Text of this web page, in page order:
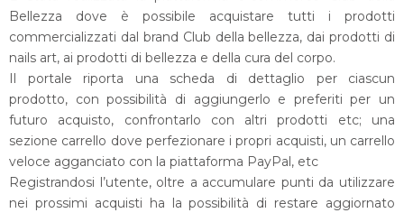
Bellezza dove è possibile acquistare tutti i prodotti
commercializzati dal brand Club della bellezza, dai prodotti di
nails art, ai prodotti di bellezza e della cura del corpo.
Il portale riporta una scheda di dettaglio per ciascun
prodotto, con possibilità di aggiungerlo e preferiti per un
futuro acquisto, confrontarlo con altri prodotti etc; una
sezione carrello dove perfezionare i propri acquisti, un carrello
veloce agganciato con la piattaforma PayPal, etc
Registrandosi l’utente, oltre a accumulare punti da utilizzare
nei prossimi acquisti ha la possibilità di restare aggiornato